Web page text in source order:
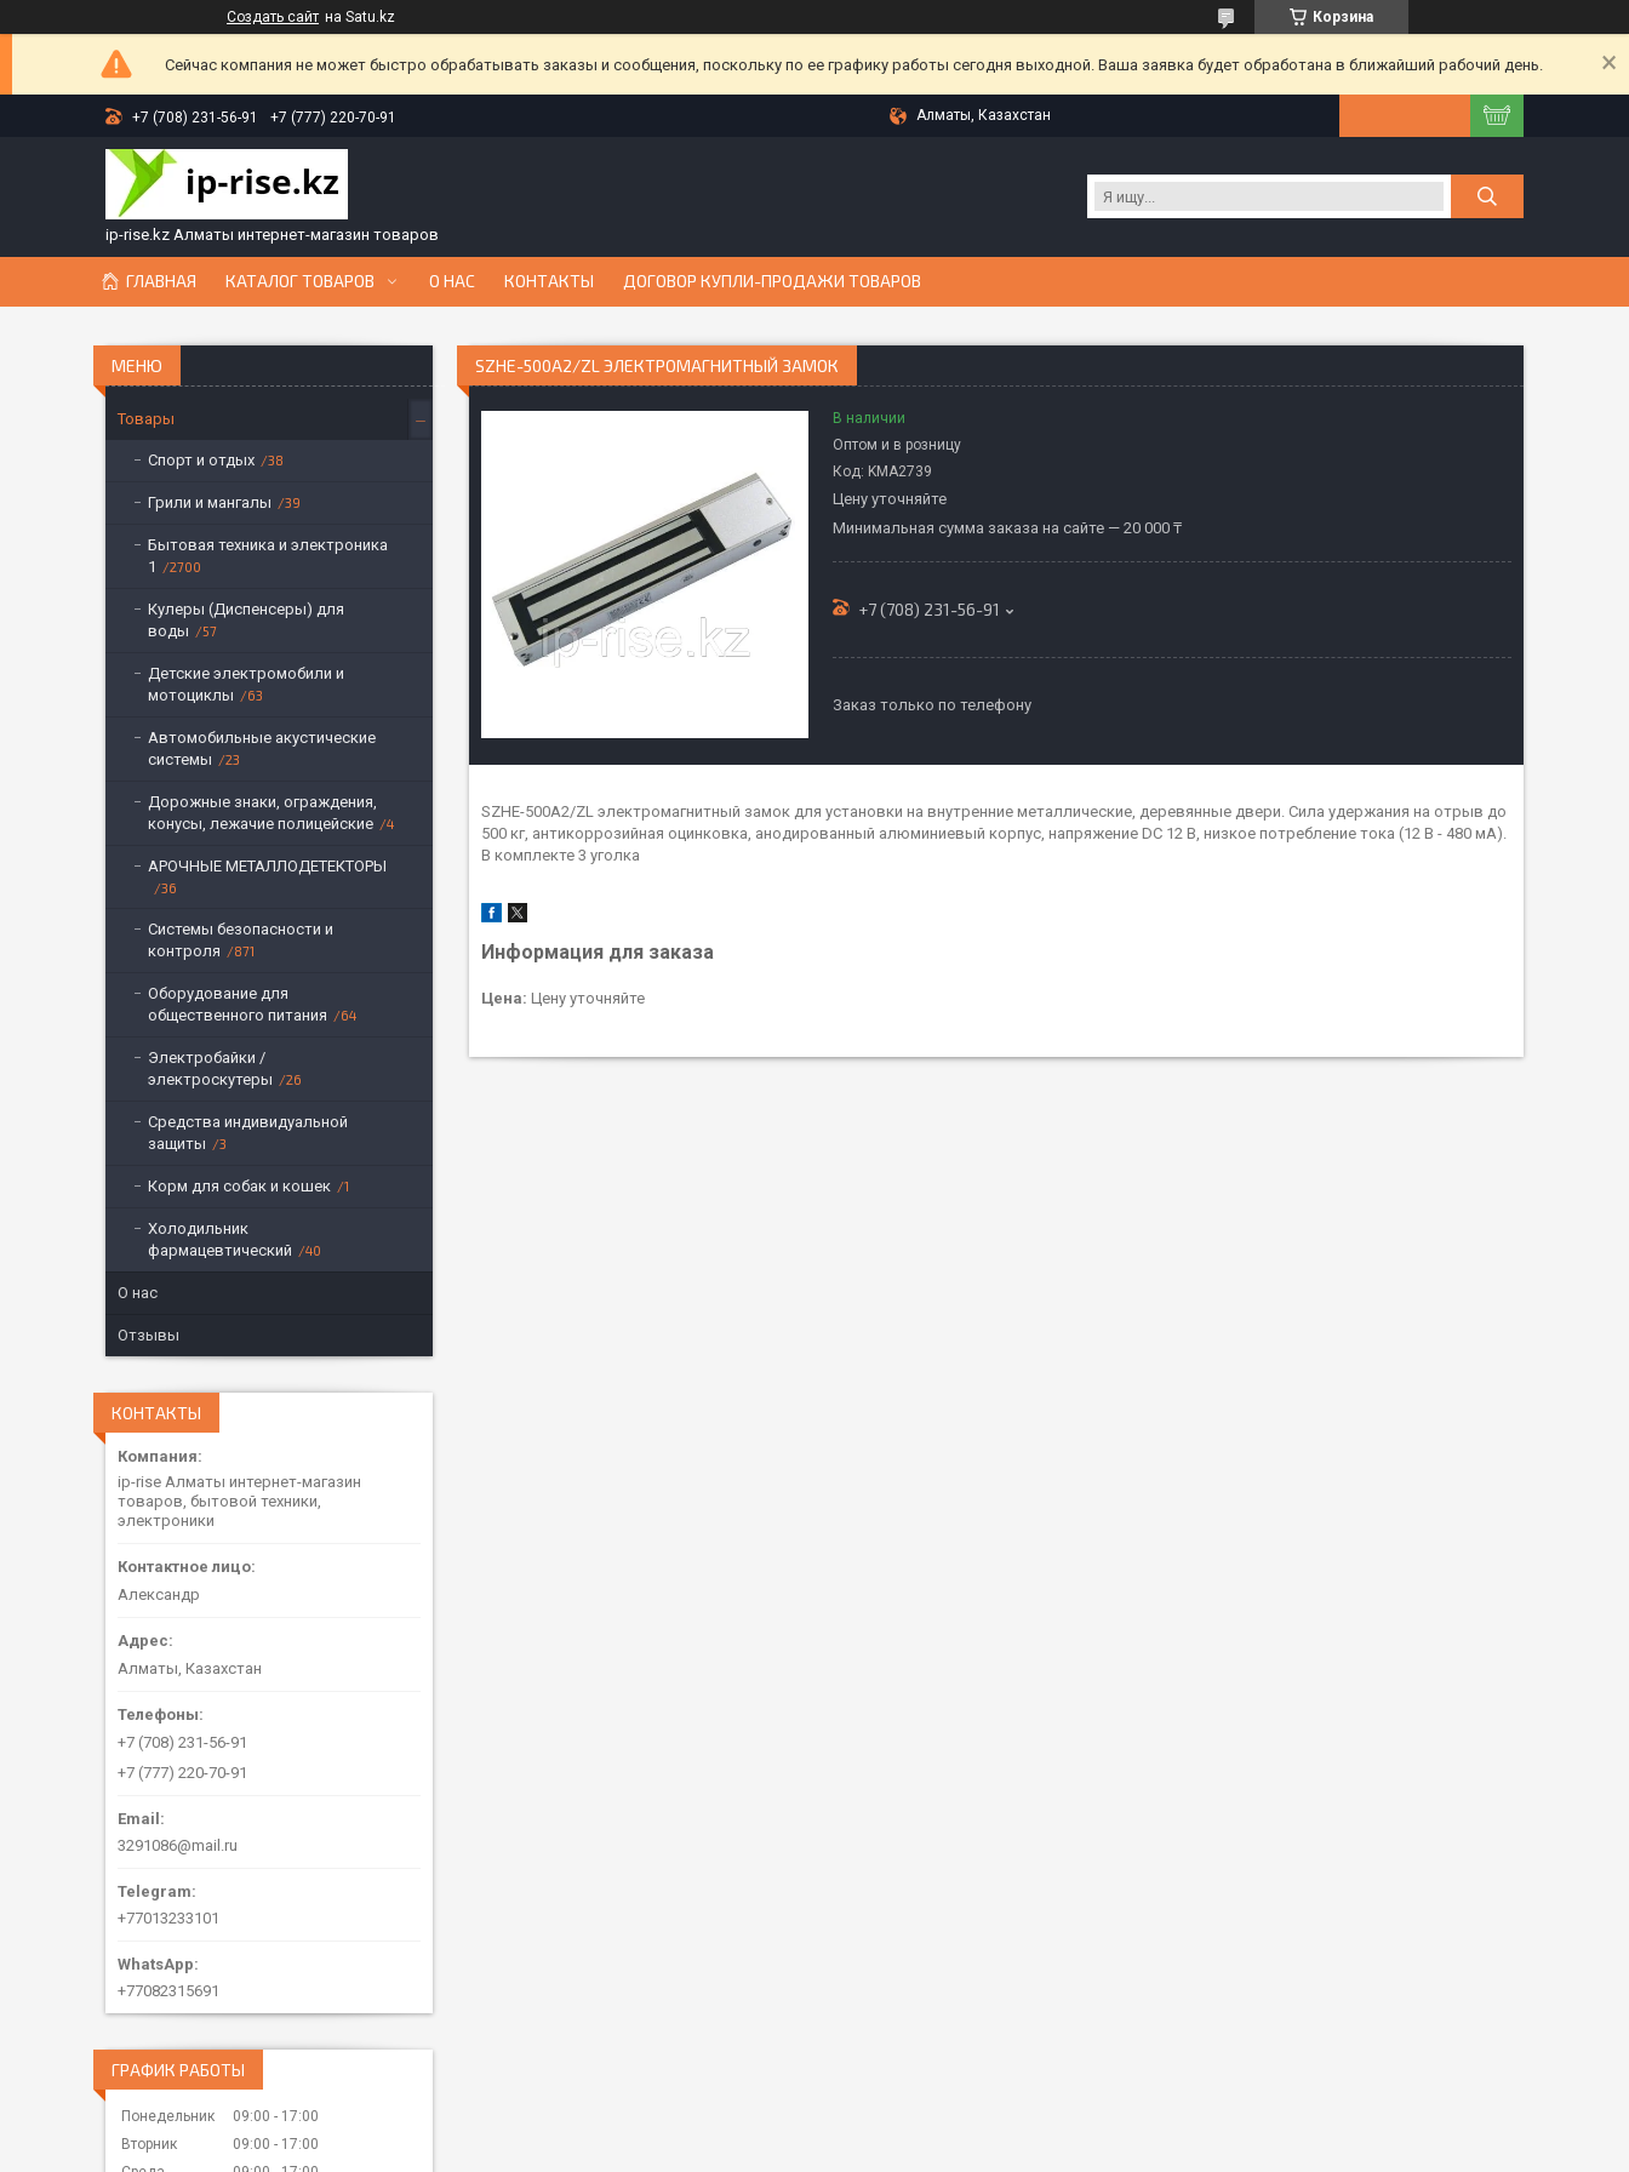
Создать сайт на Satu.kz Корзина
Сейчас компания не может быстро обрабатывать заказы и сообщения, поскольку по ее графику работы сегодня выходной. Ваша заявка будет обработана в ближайший рабочий день.
+7 (708) 231-56-91 +7 (777) 220-70-91 Алматы, Казахстан
ip-rise.kz Алматы интернет-магазин товаров
ГЛАВНАЯ КАТАЛОГ ТОВАРОВ О НАС КОНТАКТЫ ДОГОВОР КУПЛИ-ПРОДАЖИ ТОВАРОВ
SZHE-500A2/ZL ЭЛЕКТРОМАГНИТНЫЙ ЗАМОК
В наличии
Оптом и в розницу
Код: KMА2739
Цену уточняйте
Минимальная сумма заказа на сайте — 20 000 ₸
+7 (708) 231-56-91
Заказ только по телефону
SZHE-500A2/ZL электромагнитный замок для установки на внутренние металлические, деревянные двери. Сила удержания на отрыв до
500 кг, антикоррозийная оцинковка, анодированный алюминиевый корпус, напряжение DC 12 В, низкое потребление тока (12 В - 480 мА).
В комплекте 3 уголка
Информация для заказа
Цена: Цену уточняйте
Товары
Спорт и отдых 38
Грили и мангалы 39
Бытовая техника и электроника
1
2700
Кулеры (Диспенсеры) для
воды
57
Детские электромобили и
мотоциклы
63
Автомобильные акустические
системы
23
Дорожные знаки, ограждения,
конусы, лежачие полицейские
4
АРОЧНЫЕ МЕТАЛЛОДЕТЕКТОРЫ
36
Системы безопасности и
контроля
871
Оборудование для
общественного питания
64
Электробайки /
электроскутеры
26
Средства индивидуальной
защиты
3
Корм для собак и кошек 1
Холодильник
фармацевтический
40
О нас
Отзывы
КОНТАКТЫ
ip-rise Алматы интернет-магазин
товаров, бытовой техники,
электроники
Александр
Алматы, Казахстан
+7 (708) 231-56-91
+7 (777) 220-70-91
3291086@mail.ru
+77013233101
+77082315691
ГРАФИК РАБОТЫ
Понедельник 09:00
17:00
Вторник
09:00
17:00